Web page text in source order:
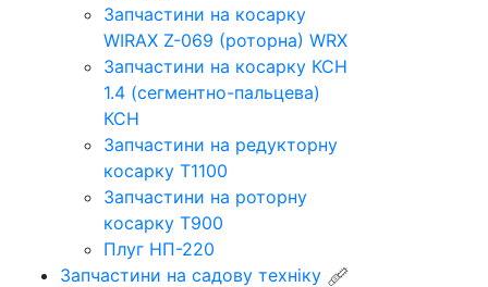
Запчастини на косарку
WIRAX Z-069 (роторна) WRX
Запчастини на косарку КСН
1.4 (сегментно-пальцева)
КСН
Запчастини на редукторну
косарку Т1100
Запчастини на роторну
косарку Т900
Плуг НП-220
Запчастини на садову техніку